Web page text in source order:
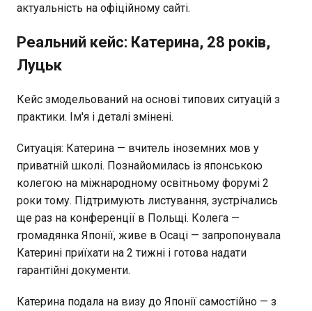
актуальність на офіційному сайті.
Реальний кейс: Катерина, 28 років,
Луцьк
Кейс змодельований на основі типових ситуацій з
практики. Ім'я і деталі змінені.
Ситуація: Катерина — вчитель іноземних мов у
приватній школі. Познайомилась із японською
колегою на міжнародному освітньому форумі 2
роки тому. Підтримують листування, зустрічались
ще раз на конференції в Польщі. Колега —
громадянка Японії, живе в Осаці — запропонувала
Катерині приїхати на 2 тижні і готова надати
гарантійні документи.
Катерина подала на визу до Японії самостійно — з